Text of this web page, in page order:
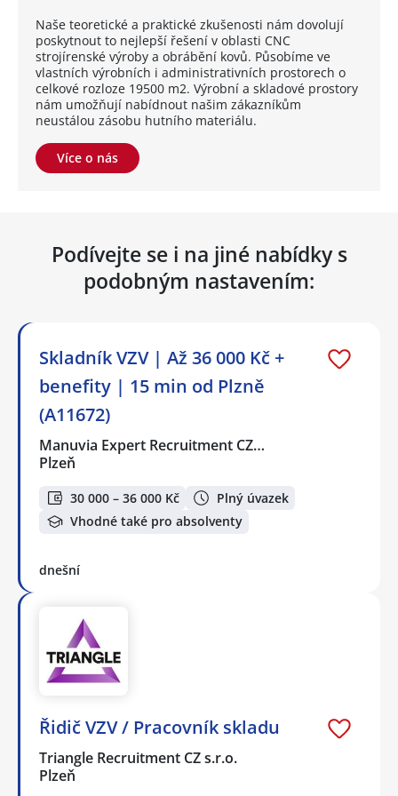
Naše teoretické a praktické zkušenosti nám dovolují
poskytnout to nejlepší řešení v oblasti CNC
strojírenské výroby a obrábění kovů. Působíme ve
vlastních výrobních i administrativních prostorech o
celkové rozloze 19500 m2. Výrobní a skladové prostory
nám umožňují nabídnout našim zákazníkům
neustálou zásobu hutního materiálu.
Více o nás
Podívejte se i na jiné nabídky s
podobným nastavením:
Skladník VZV | Až 36 000 Kč +
benefity | 15 min od Plzně
(A11672)
Manuvia Expert Recruitment CZ…
Plzeň
30 000 – 36 000 Kč
Plný úvazek
Vhodné také pro absolventy
dnešní
Řidič VZV / Pracovník skladu
Triangle Recruitment CZ s.r.o.
Plzeň